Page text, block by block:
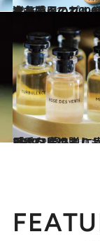
2018.5.31
女友達へのプレゼントに迷ったらこれ！ 美容ライター愛用の3,000円以下の逸品
ビューティ＆ヘ
2019.2.18
「香り」の贈りものBEST7 暮らしに寄り添う思いを届けて
ライフスタイル